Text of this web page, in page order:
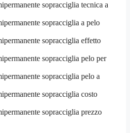
sopracciglia tecnica a
sopracciglia a pelo
sopracciglia effetto
sopracciglia pelo per
sopracciglia pelo a
sopracciglia costo
sopracciglia prezzo